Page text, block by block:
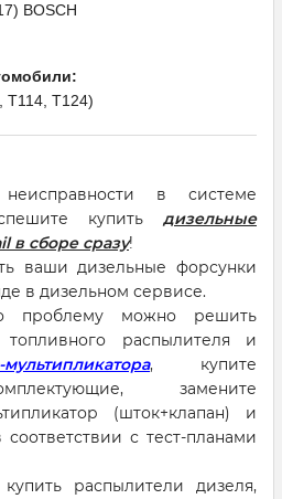
BOSCH
T114, T124)
в системе
купить дизельные
в сборе сразу!
ваши дизельные форсунки
в дизельном сервисе.
проблему можно решить
топливного распылителя и
мультипликатора, купите
замените
(шток+клапан) и
с тест-планами
распылители дизеля,